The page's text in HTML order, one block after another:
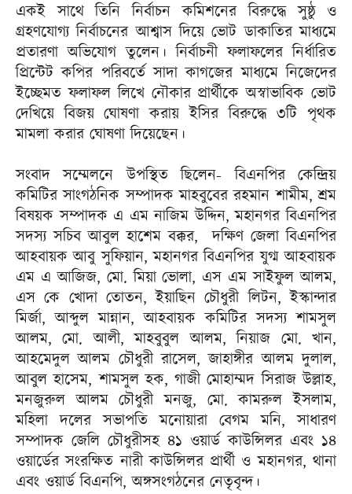
একই সাথে তিনি নির্বাচন কমিশনের বিরুদ্ধে সুষ্ঠু ও
গ্রহণযোগ্য নির্বাচনের আশ্বাস দিয়ে ভোট ডাকাতির মাধ্যমে
প্রতারণা অভিযোগ তুলেন। নির্বাচনী ফলাফলের নির্ধারিত
প্রিন্টেট কপির পরিবর্তে সাদা কাগজের মাধ্যমে নিজেদের
ইচ্ছেমত ফলাফল লিখে নৌকার প্রার্থীকে অস্বাভাবিক ভোট
দেখিয়ে বিজয় ঘোষণা করায় ইসির বিরুদ্ধে ৩টি পৃথক
মামলা করার ঘোষণা দিয়েছেন।
সংবাদ সম্মেলনে উপস্থিত ছিলেন- বিএনপির কেন্দ্রিয়
কমিটির সাংগঠনিক সম্পাদক মাহবুবের রহমান শামীম, শ্রম
বিষয়ক সম্পাদক এ এম নাজিম উদ্দিন, মহানগর বিএনপির
সদস্য সচিব আবুল হাশেম বক্কর, দক্ষিণ জেলা বিএনপির
আহবায়ক আবু সুফিয়ান, মহানগর বিএনপির যুগ্ম আহবায়ক
এম এ আজিজ, মো. মিয়া ভোলা, এস এম সাইফুল আলম,
এস কে খোদা তোতন, ইয়াছিন চৌধুরী লিটন, ইস্কান্দার
মির্জা, আব্দুল মান্নান, আহবায়ক কমিটির সদস্য শামসুল
আলম, মো. আলী, মাহবুবুল আলম, নিয়াজ মো. খান,
আহমেদুল আলম চৌধুরী রাসেল, জাহাঙ্গীর আলম দুলাল,
আবুল হাসেম, শামসুল হক, গাজী মোহাম্মদ সিরাজ উল্লাহ,
মনজুরুল আলম চৌধুরী মনজু, মো. কামরুল ইসলাম,
মহিলা দলের সভাপতি মনোয়ারা বেগম মনি, সাধারণ
সম্পাদক জেলি চৌধুরীসহ ৪১ ওয়ার্ড কাউন্সিলর এবং ১৪
ওয়ার্ডের সংরক্ষিত নারী কাউন্সিলর প্রার্থী ও মহানগর, থানা
এবং ওয়ার্ড বিএনপি, অঙ্গসংগঠনের নেতৃবৃন্দ।